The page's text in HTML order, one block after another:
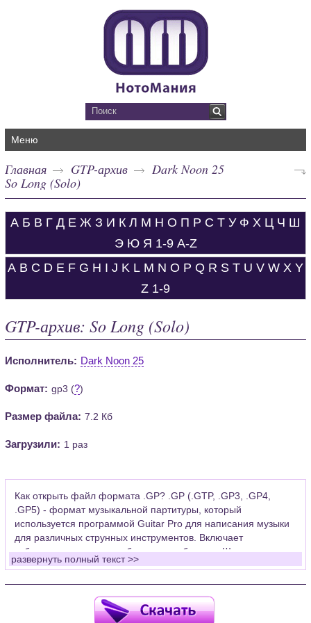
Меню
Главная GTP-архив
Dark Noon 25
So Long (Solo)
А Б В Г Д Е Ж З И К Л М Н О П Р С Т У Ф Х Ц Ч Ш
Э Ю Я 1-9 A-Z
A B C D E F G H I J K L M N O P Q R S T U V W X Y
Z 1-9
GTP-архив: So Long (Solo)
Исполнитель: Dark Noon 25
Формат: gp3 (?)
Размер файла: 7.2 Кб
Загрузили: 1 раз
Как открыть файл формата .GP? .GP (.GTP, .GP3, .GP4,
.GP5) - формат музыкальной партитуры, который
используется программой Guitar Pro для написания музыки
для различных струнных инструментов. Включает
табулатуры для гитары, бас-гитары, банджо. Широко
применяется для создания партитур, которые затем
Для открытия нот этого формата Вам необходимо
установить у себя на рабочем компьютере программу Guitar
развернуть полный текст >>